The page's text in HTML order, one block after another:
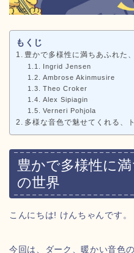
もくじ
豊かで多様性に満ちあふれた
Ingrid Jensen
Ambrose Akinmusire
Theo Croker
Alex Sipiagin
Verneri Pohjola
多様な音色で魅せてくれる、
豊かで多様性に
の世界
こんにちは! けんちゃんです。
今回は、ダーク、暖かい音色